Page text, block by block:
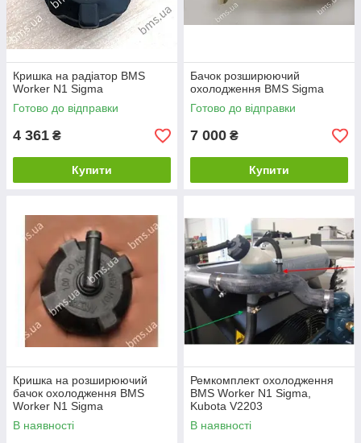
Кришка на радіатор BMS
Worker N1 Sigma
Готово до відправки
4 361 ₴
Купити
Бачок розширюючий
охолодження BMS Sigma
Готово до відправки
7 000 ₴
Купити
Кришка на розширюючий
бачок охолодження BMS
Worker N1 Sigma
В наявності
Ремкомплект охолодження
BMS Worker N1 Sigma,
Kubota V2203
В наявності